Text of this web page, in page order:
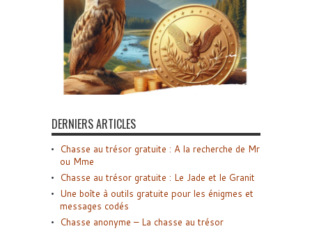
DERNIERS ARTICLES
Chasse au trésor gratuite : A la recherche de Mr
ou Mme
Chasse au trésor gratuite : Le Jade et le Granit
Une boîte à outils gratuite pour les énigmes et
messages codés
Chasse anonyme – La chasse au trésor